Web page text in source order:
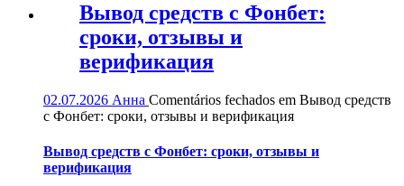
Вывод средств с Фонбет:
сроки, отзывы и
верификация
02.07.2026 Анна Comentários fechados em Вывод средств
с Фонбет: сроки, отзывы и верификация
Вывод средств с Фонбет: сроки, отзывы и
верификация